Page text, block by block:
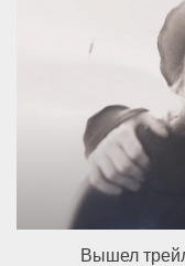
Вышел